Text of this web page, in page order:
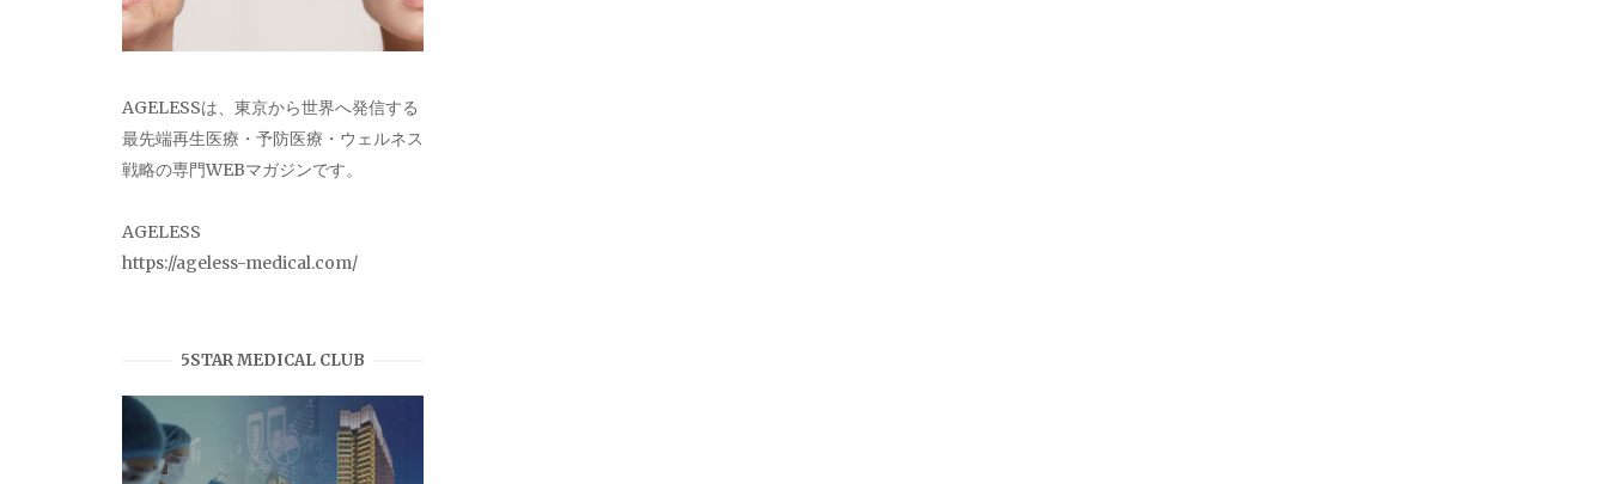
AGELESSは、東京から世界へ発信する
最先端再生医療・予防医療・ウェルネス
戦略の専門WEBマガジンです。
AGELESS
https://ageless-medical.com/
5STAR MEDICAL CLUB